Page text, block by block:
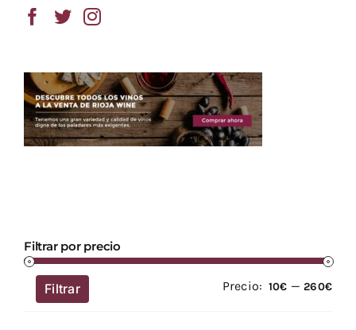
Filtrar por precio
Filtrar Precio: 10€ —260€